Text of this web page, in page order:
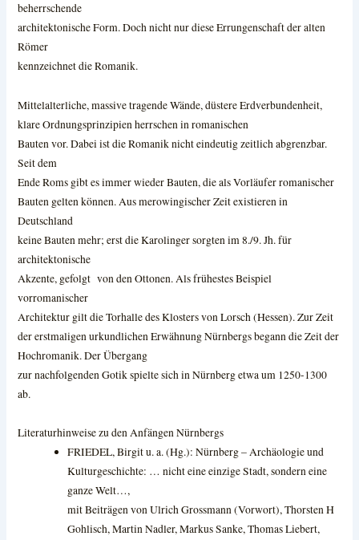
beherrschende
architektonische Form. Doch nicht nur diese Errungenschaft der alten
Römer
kennzeichnet die Romanik.
Mittelalterliche, massive tragende Wände, düstereErdverbundenheit,
klare Ordnungsprinzipien herrschen in romanischen
Bauten vor. Dabei ist die Romanik nicht eindeutig zeitlich abgrenzbar.
Seit dem
Ende Roms gibt es immer wieder Bauten, die als Vorläufer romanischer
Bauten gelten können. Aus merowingischer Zeit existieren in
Deutschland
keine Bauten mehr; erst die Karolinger sorgten im 8./9. Jh. für
architektonische
Akzente, gefolgt von den Ottonen. Als frühestes Beispiel
vorromanischer
Architektur gilt die Torhalle des Klosters von Lorsch (Hessen). Zur Zeit
der erstmaligen urkundlichen Erwähnung Nürnbergs begann die Zeit der
Hochromanik. Der Übergang
zur nachfolgenden Gotik spielte sich in Nürnberg etwa um 1250-1300
ab.
Literaturhinweise zu den Anfängen Nürnbergs
FRIEDEL, Birgit u. a. (Hg.): Nürnberg – Archäologie und
Kulturgeschichte: … nicht eine einzige Stadt, sondern eine
ganze Welt…,
mit Beiträgen von Ulrich Grossmann (Vorwort), Thorsten H
Gohlisch, Martin Nadler, Markus Sanke, Thomas Liebert,